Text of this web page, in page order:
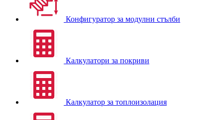
Конфигуратор за модулни стълби
Калкулатори за покриви
Калкулатор за топлоизолация